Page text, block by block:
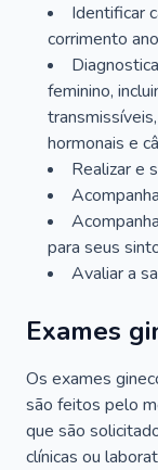
Identificar
corrimento
feminino,
hormonais e
Realizar e
para seus
Avaliar a
Exames
Os exames
são feitos pelo
que são
clínicas ou